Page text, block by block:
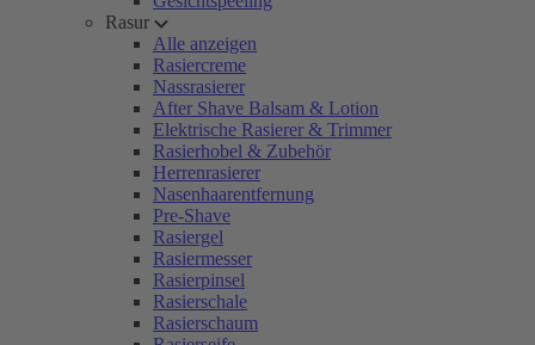
Rasur
Alle anzeigen
Rasiercreme
Nassrasierer
After Shave Balsam & Lotion
Elektrische Rasierer & Trimmer
Rasierhobel & Zubehör
Herrenrasierer
Nasenhaarentfernung
Pre-Shave
Rasiergel
Rasiermesser
Rasierpinsel
Rasierschale
Rasierschaum